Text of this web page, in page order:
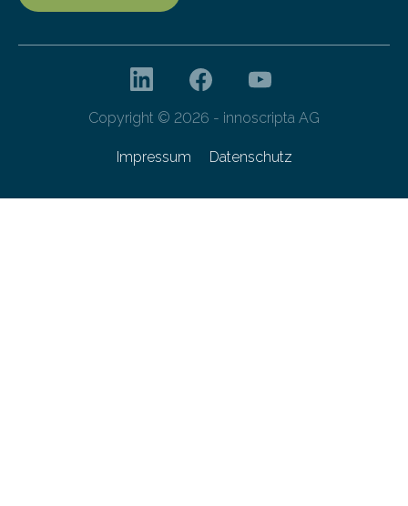
Copyright © 2026 - innoscripta AG
Impressum Datenschutz